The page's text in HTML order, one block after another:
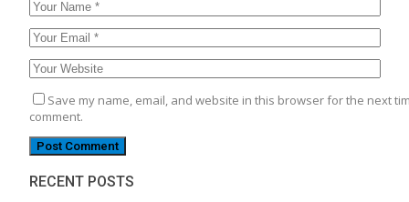
Save my name, email, and website in this browser for the next
comment.
RECENT POSTS